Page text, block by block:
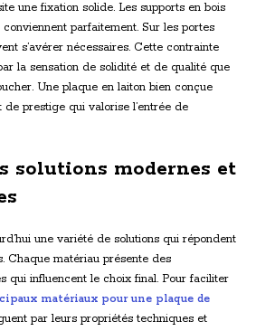
une fixation solide. Les supports en bois
parfaitement. Sur les portes
s’avérer nécessaires. Cette contrainte
la sensation de solidité et de qualité que
Une plaque en laiton bien conçue
prestige qui valorise l’entrée de
solutions modernes et
une variété de solutions qui répondent
Chaque matériau présente des
qui influencent le choix final. Pour faciliter
matériaux pour une plaque de
par leurs propriétés techniques et